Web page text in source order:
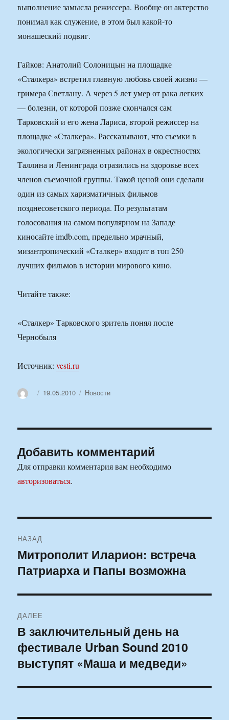
выполнение замысла режиссера. Вообще он актерство
понимал как служение, в этом был какой-то
монашеский подвиг.
Гайков: Анатолий Солоницын на площадке
«Сталкера» встретил главную любовь своей жизни —
гримера Светлану. А через 5 лет умер от рака легких
— болезни, от которой позже скончался сам
Тарковский и его жена Лариса, второй режиссер на
площадке «Сталкера». Рассказывают, что съемки в
экологически загрязненных районах в окрестностях
Таллина и Ленинграда отразились на здоровье всех
членов съемочной группы. Такой ценой они сделали
один из самых харизматичных фильмов
позднесоветского периода. По результатам
голосования на самом популярном на Западе
киносайте imdb.com, предельно мрачный,
мизантропический «Сталкер» входит в топ 250
лучших фильмов в истории мирового кино.
Читайте также:
«Сталкер» Тарковского зритель понял после
Чернобыля
Источник:vesti.ru
АвторОпубликовано
19.05.2010 Рубрики
Новости
Добавить комментарий
Для отправки комментария вам необходимо
авторизоваться.
по
записям
НАЗАД
Предыдущая
запись:
Митрополит Иларион: встреча
Патриарха и Папы возможна
ДАЛЕЕ
Следующая
запись:
В заключительный день на
фестивале Urban Sound 2010
выступят «Маша и медведи»